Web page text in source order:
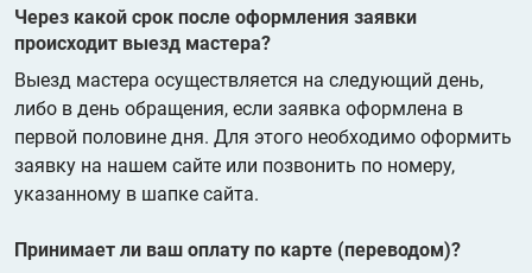
Через какой срок после оформления заявки
происходит выезд мастера?
Выезд мастера осуществляется на следующий день,
либо в день обращения, если заявка оформлена в
первой половине дня. Для этого необходимо оформить
заявку на нашем сайте или позвонить по номеру,
указанному в шапке сайта.
Принимает ли ваш оплату по карте (переводом)?